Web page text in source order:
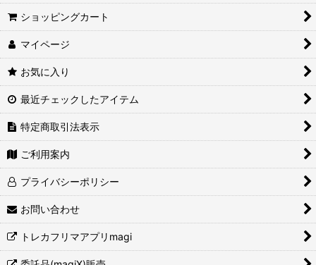
ショッピングカート
マイページ
お気に入り
最近チェックしたアイテム
特定商取引法表示
ご利用案内
プライバシーポリシー
お問い合わせ
トレカフリマアプリmagi